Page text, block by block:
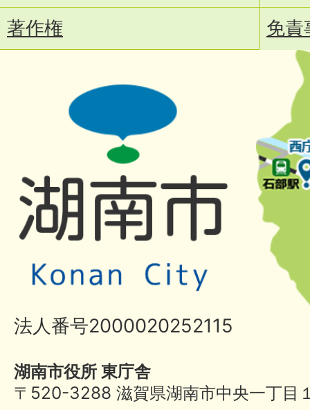
著作権
免責
法人番号2000020252115
湖南市役所 東庁舎
〒520-3288 滋賀県湖南市中央一丁目